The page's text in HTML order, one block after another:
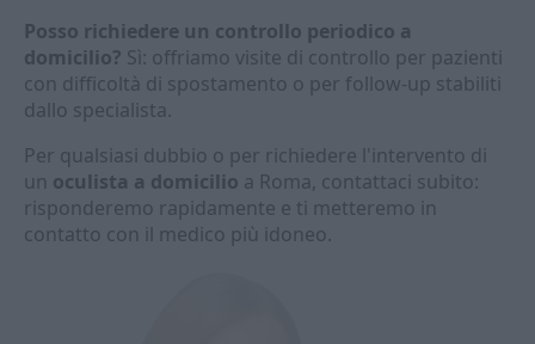
Posso richiedere un controllo periodico a
domicilio? Sì: offriamo visite di controllo per pazienti
con difficoltà di spostamento o per follow-up stabiliti
dallo specialista.
Per qualsiasi dubbio o per richiedere l'intervento di
un oculista a domicilio a Roma, contattaci subito:
risponderemo rapidamente e ti metteremo in
contatto con il medico più idoneo.